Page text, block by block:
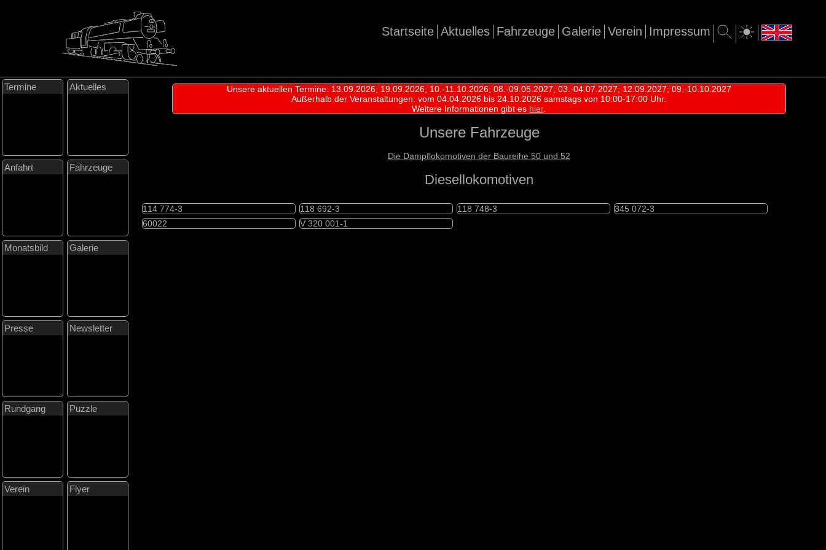
Impressum
Verein
Galerie
Fahrzeuge
Aktuelles
Startseite
Termine Aktuelles
Anfahrt Fahrzeuge
Monatsbild Galerie
Presse Newsletter
Rundgang Puzzle
Verein Flyer
Unsere aktuellen Termine: 13.09.2026; 19.09.2026; 10.-11.10.2026; 08.-09.05.2027; 03.-04.07.2027; 12.09.2027; 09.-10.10.2027
Außerhalb der Veranstaltungen:vom 04.04.2026 bis 24.10.2026 samstags von 10:00-17:00 Uhr.
Weitere Informationen gibt es hier.
Unsere Fahrzeuge
Die Dampflokomotiven der Baureihe 50 und 52
Diesellokomotiven
114 774-3 118 692-3 118 748-3
345 072-3
60022
V 320 001-1